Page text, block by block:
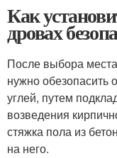
Как
дровах
После выбора
нужно обезопасить
углей, путем
возведения
стяжка пола из
на него.